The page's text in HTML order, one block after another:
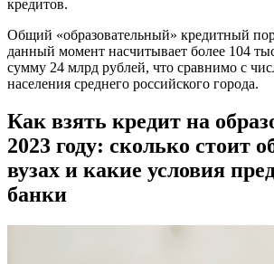
кредитов.
Общий «образовательный» кредитный
данный момент насчитывает более 104
сумму 24 млрд рублей, что сравнимо с
населения среднего российского города.
Как взять кредит на
2023 году: сколько стоит
вузах и какие условия
банки